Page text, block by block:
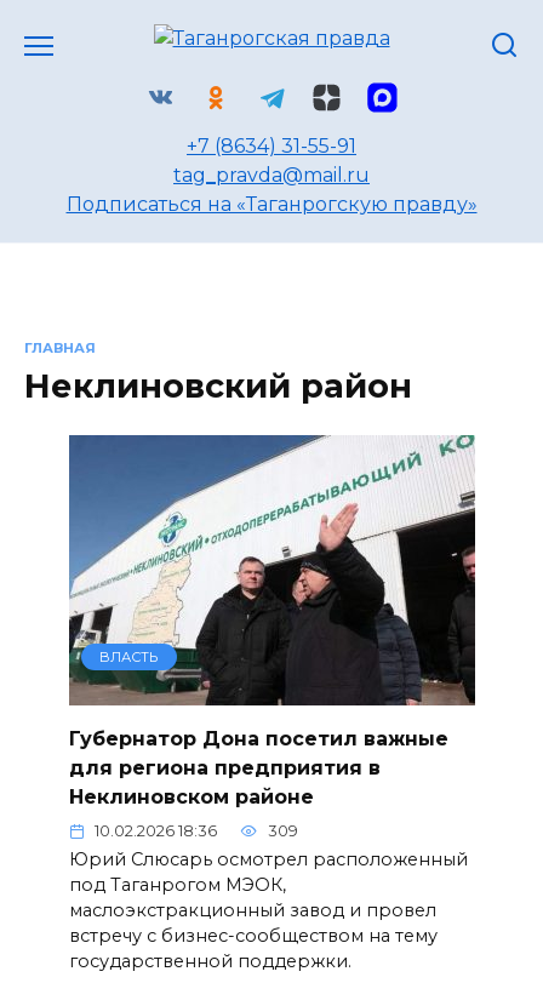
+7 (8634) 31-55-91
tag_pravda@mail.ru
Подписаться на «Таганрогскую правду»
ГЛАВНАЯ
Неклиновский район
ВЛАСТЬ
Губернатор Дона посетил важные
для региона предприятия в
Неклиновском районе
10.02.2026 18:36 309
Юрий Слюсарь осмотрел расположенный
под Таганрогом МЭОК,
маслоэкстракционный завод и провел
встречу с бизнес-сообществом на тему
государственной поддержки.